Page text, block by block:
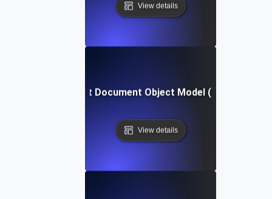
View details
Was ist Document Object Model (DOM)?
View details